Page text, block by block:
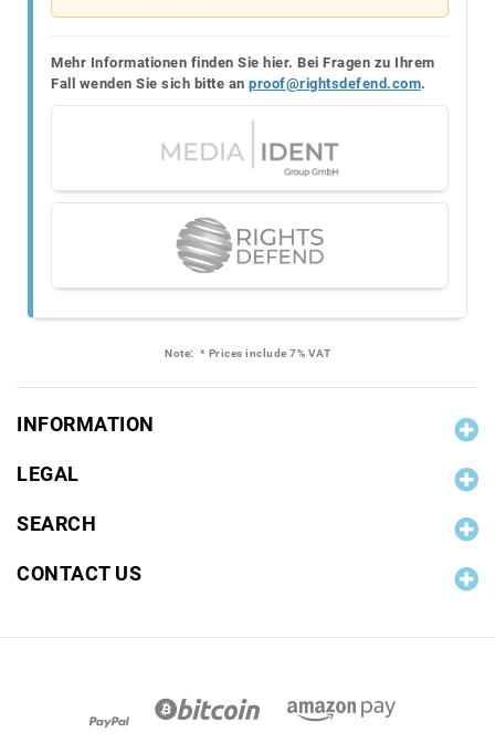
Mehr Informationen finden Sie hier. Bei Fragen zu Ihrem
Fall wenden Sie sich bitte an proof@rightsdefend.com.
Note: * Prices include 7% VAT
INFORMATION
LEGAL
SEARCH
CONTACT US